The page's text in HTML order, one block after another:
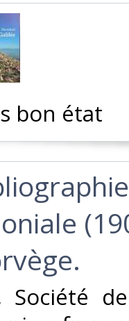
bon état‎
Société